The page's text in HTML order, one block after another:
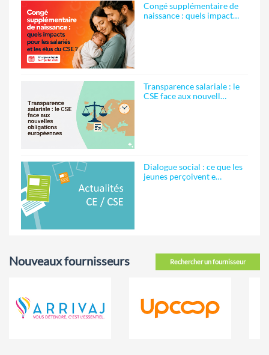
Congé supplémentaire de
naissance : quels impact…
Transparence salariale : le
CSE face aux nouvell…
Dialogue social : ce que les
jeunes perçoivent e…
Rechercher un fournisseur
Nouveaux fournisseurs